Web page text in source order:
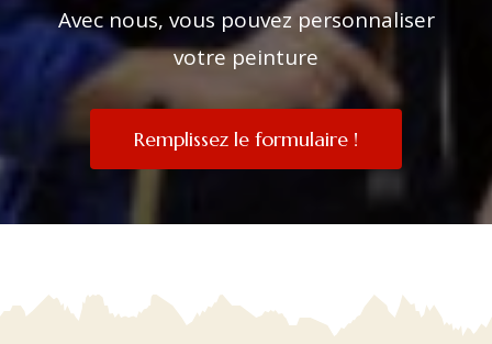
Avec nous, vous pouvez personnaliser
votre peinture
Remplissez le formulaire !